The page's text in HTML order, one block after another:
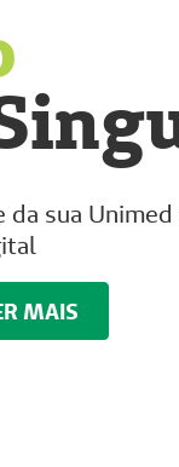
sua Unimed
MAIS